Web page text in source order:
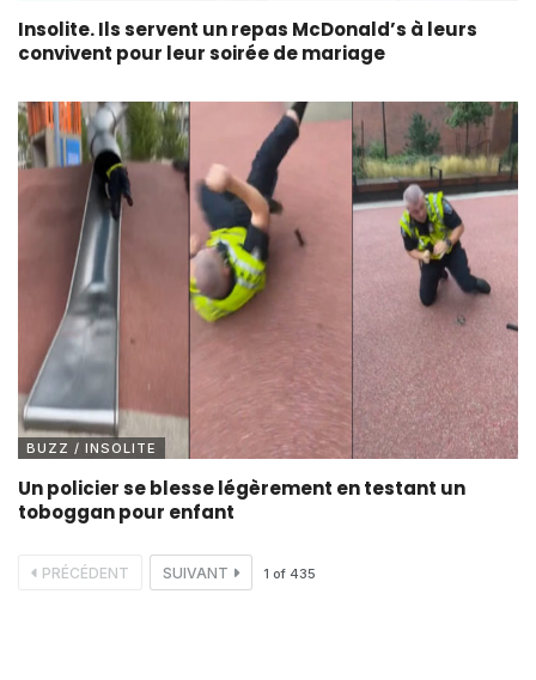
Insolite. Ils servent un repas McDonald’s à leurs
convivent pour leur soirée de mariage
BUZZ / INSOLITE
Un policier se blesse légèrement en testant un
toboggan pour enfant
PRÉCÉDENT SUIVANT 1 of 435